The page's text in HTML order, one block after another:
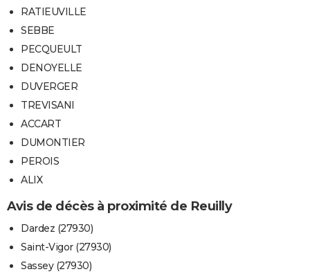
RATIEUVILLE
SEBBE
PECQUEULT
DENOYELLE
DUVERGER
TREVISANI
ACCART
DUMONTIER
PEROIS
ALIX
Avis de décès à proximité de Reuilly
Dardez (27930)
Saint-Vigor (27930)
Sassey (27930)